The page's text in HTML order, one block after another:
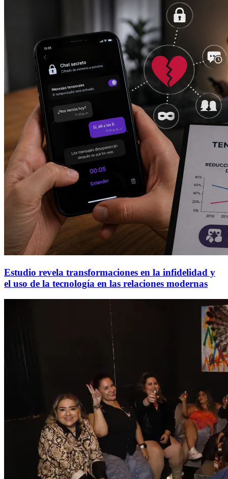
Estudio revela transformaciones en la infidelidad y
el uso de la tecnología en las relaciones modernas